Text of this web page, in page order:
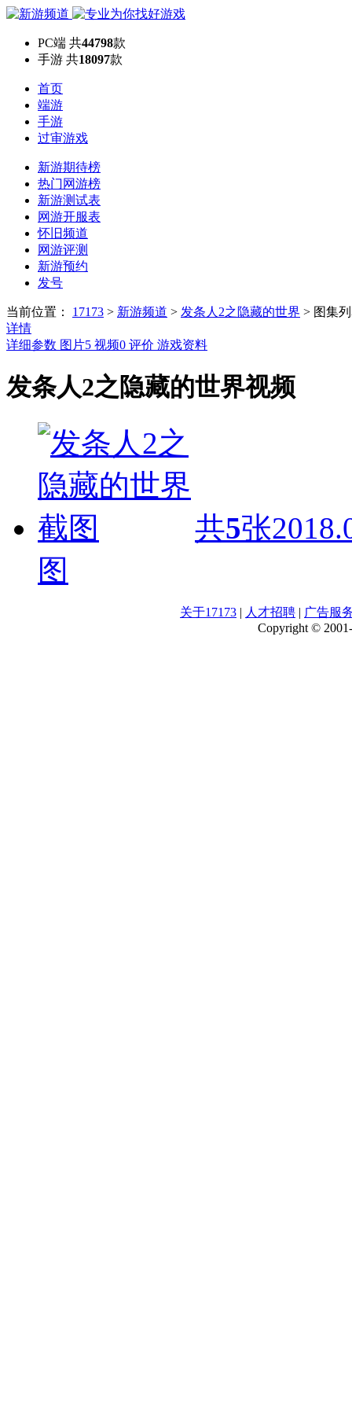
PC端 共44798款
手游 共18097款
首页
端游
手游
过审游戏
新游期待榜
热门网游榜
新游测试表
网游开服表
怀旧频道
网游评测
新游预约
发号
当前位置： 17173 > 新游频道 > 发条人2之隐藏的世界 > 图集
详情
详细参数 图片5 视频0 评价 游戏资料
发条人2之隐藏的世界视频
共5张
图
关于17173 | 人才招聘 | 广告服
Copyright ©